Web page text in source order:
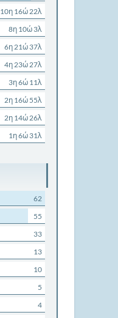
10η 16ώ 22λ
8η 10ώ 3λ
6η 21ώ 37λ
4η 23ώ 27λ
3η 6ώ 11λ
2η 16ώ 55λ
2η 14ώ 26λ
1η 6ώ 31λ
62
55
33
13
10
5
4